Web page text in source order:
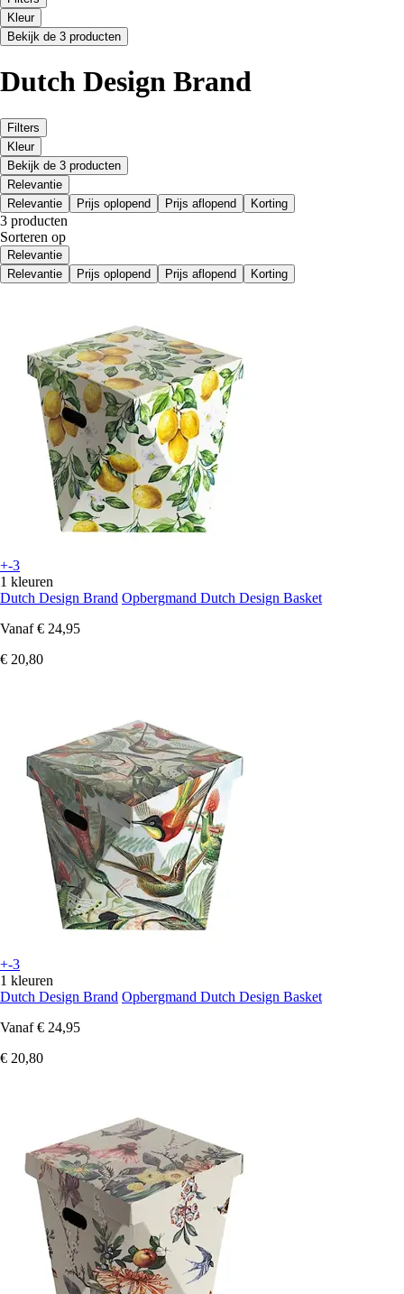
Kleur
Bekijk de 3 producten
Dutch Design Brand
Filters
Kleur
Bekijk de 3 producten
Relevantie
Relevantie
Prijs oplopend Prijs aflopend Korting
3 producten
Sorteren op
Relevantie
Relevantie
Prijs oplopend Prijs aflopend Korting
+-3
1 kleuren
Dutch Design Brand Opbergmand Dutch Design Basket
Vanaf € 24,95
€ 20,80
+-3
1 kleuren
Dutch Design Brand Opbergmand Dutch Design Basket
Vanaf € 24,95
€ 20,80